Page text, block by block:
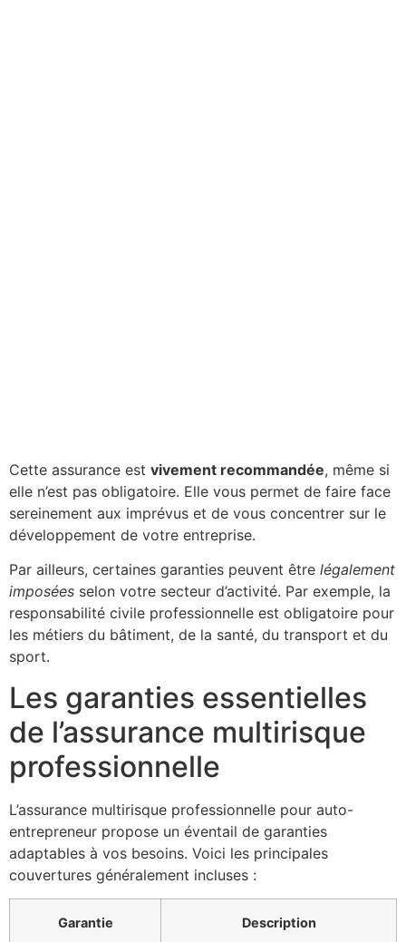
Cette assurance est vivement recommandée, même si
elle n’est pas obligatoire. Elle vous permet de faire face
sereinement aux imprévus et de vous concentrer sur le
développement de votre entreprise.
Par ailleurs, certaines garanties peuvent être légalement
imposées selon votre secteur d’activité. Par exemple, la
responsabilité civile professionnelle est obligatoire pour
les métiers du bâtiment, de la santé, du transport et du
sport.
Les garanties essentielles
de l’assurance multirisque
professionnelle
L’assurance multirisque professionnelle pour auto-
entrepreneur propose un éventail de garanties
adaptables à vos besoins. Voici les principales
couvertures généralement incluses :
Garantie Description